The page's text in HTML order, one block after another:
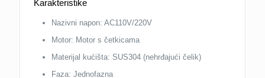
(senzor)
količina
Karakteristike
Nazivni napon: AC110V/220V
Motor: Motor s četkicama
Materijal kućišta: SUS304 (nehrđajući čelik)
Faza: Jednofazna